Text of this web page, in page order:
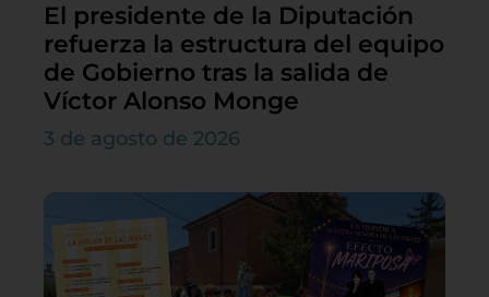
El presidente de la Diputación
refuerza la estructura del equipo
de Gobierno tras la salida de
Víctor Alonso Monge
3 de agosto de 2026